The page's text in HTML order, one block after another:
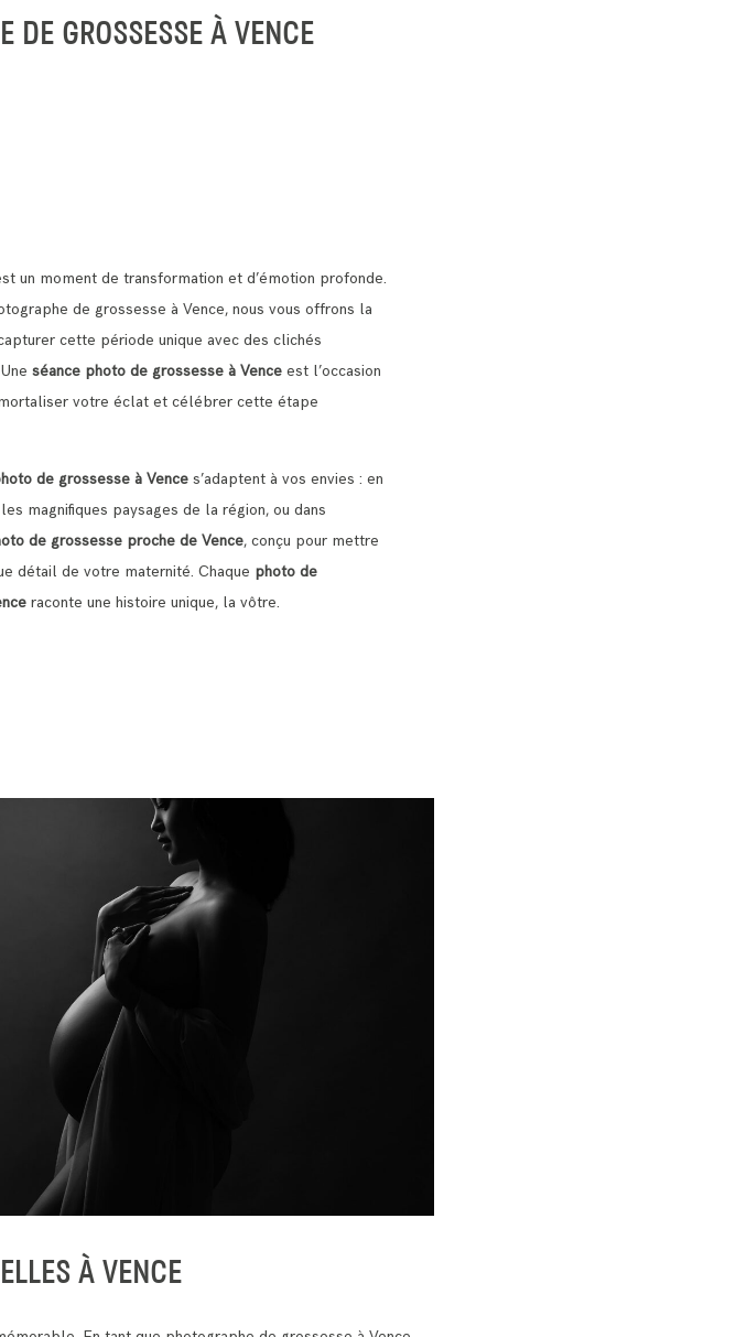
DE GROSSESSE À VENCE
un moment de transformation et d’émotion profonde.
de grossesse à Vence, nous vous offrons la
cette période unique avec des clichés
séance photo de grossesse à Venceest l’occasion
votre éclat et célébrer cette étape
de grossesse à Vences’adaptent à vos envies : en
magnifiques paysages de la région, ou dans
de grossesse proche de Vence, conçu pour mettre
détail de votre maternité. Chaque photo de
raconte une histoire unique, la vôtre.
À VENCE